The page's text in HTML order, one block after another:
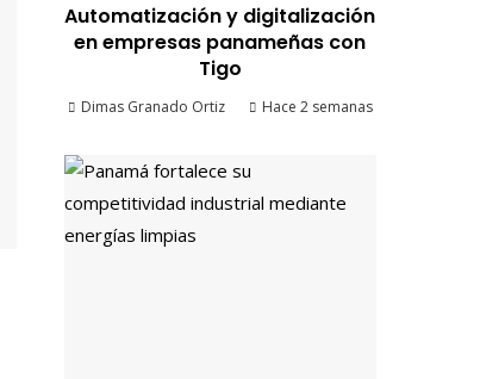
Automatización y digitalización
en empresas panameñas con
Tigo
Dimas Granado Ortiz Hace 2 semanas